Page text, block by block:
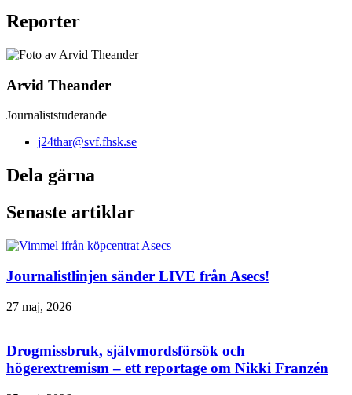
Reporter
Arvid Theander
Journaliststuderande
j24thar@svf.fhsk.se
Dela gärna
Senaste artiklar
Journalistlinjen sänder LIVE från Asecs!
27 maj, 2026
Drogmissbruk, självmordsförsök och
högerextremism – ett reportage om Nikki Franzén